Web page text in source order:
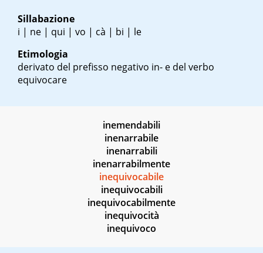
Sillabazione
i | ne | qui | vo | cà | bi | le
Etimologia
derivato del prefisso negativo in- e del verbo
equivocare
inemendabili
inenarrabile
inenarrabili
inenarrabilmente
inequivocabile
inequivocabili
inequivocabilmente
inequivocità
inequivoco